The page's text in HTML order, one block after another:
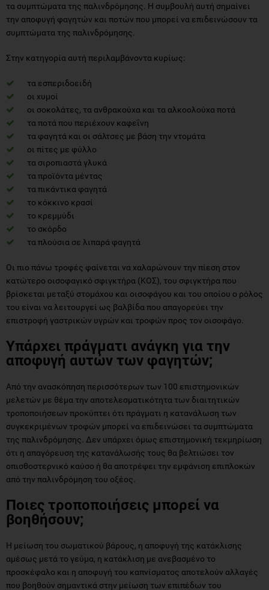
τα συμπτώματα της παλινδρόμησης. Η συμβουλή αυτή σημαίνει
την αποφυγή φαγητών και ποτών που μπορεί να επιδεινώσουν τα
συμπτώματα της παλινδρόμησης.
Στην κατηγορία αυτή περιλαμβάνοντα κυρίως:
τα εσπεριδοειδή
οι χυμοί
οι σοκολάτες, τα ανθρακούχα και τα αλκοολούχα ποτά
τα ποτά που περιέχουν καφεΐνη
τα φαγητά και οι σάλτσες με βάση την ντομάτα
οι πίτες με φύλλο
τα σιροπιαστά γλυκά
τα προϊόντα μέντας
τα πικάντικα φαγητά
το κόκκινο κρασί
το κρεμμύδι
το σκόρδο
τα πλούσια σε λιπαρά φαγητά
Οι πιο πάνω τροφές φαίνεται να χαλαρώνουν την πίεση στον
κατώτερο οισοφαγικό σφιγκτήρα (ΚΟΣ), του σφιγκτήρα που
βρίσκεται μεταξύ στομάχου και οισοφάγου και του οποίου ο ρόλος
του είναι να λειτουργεί ως βαλβίδα που απαγορεύει την
επιστροφή γαστρικών υγρών και τροφών προς τον οισοφάγο.
Υπάρχει πράγματι ανάγκη για την
αποφυγή αυτών των φαγητών;
Από την ανασκόπηση περισσότερων των 100 επιστημονικών
μελετών με θέμα την αποτελεσματικότητα των διαιτητικών
τροποποιήσεων προκύπτει ότι πράγματι η κατανάλωση των
συγκεκριμένων τροφών μπορεί να επιδεινώσει τα συμπτώματα
της παλινδρόμησης. Δεν υπάρχει όμως επιστημονική τεκμηρίωση
ότι η απαγόρευση της κατανάλωσής τους θα βελτιώσει τον
οπισθοστερνικό καύσο ή θα αποτρέψει την εμφάνιση επιπλοκών
από την παλινδρόμηση του οξέος.
Ποιες τροποποιήσεις μπορεί να
βοηθήσουν;
Η μείωση του σωματικού βάρους, η αποφυγή της κατάκλισης
αμέσως μετά το γεύμα, η κατάκλιση με ανεβασμένο το
προσκέφαλο και η αποφυγή του καπνίσματος αποτελούν αλλαγές
που βοηθούν σημαντικά στην μείωση των επιπέδων του